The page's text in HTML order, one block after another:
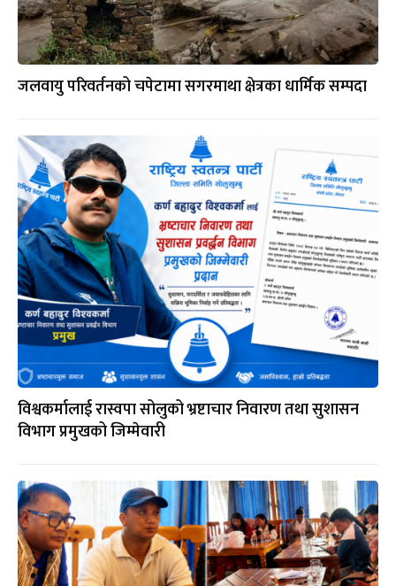
जलवायु परिवर्तनको चपेटामा सगरमाथा क्षेत्रका धार्मिक सम्पदा
विश्वकर्मालाई रास्वपा सोलुको भ्रष्टाचार निवारण तथा सुशासन
विभाग प्रमुखको जिम्मेवारी